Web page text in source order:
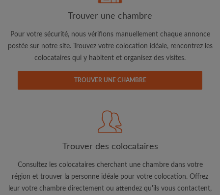
Adresse email
J'ai lu, compris et accepte les Conditions d'utilisation
Confidentialité
CRÉER PROFIL
Trouver une chambre
Pour votre sécurité, nous vérifions manuellement chaque annonce
postée sur notre site. Trouvez votre colocation idéale, rencontrez les
colocataires qui y habitent et organisez des visites.
TROUVER UNE CHAMBRE
Trouver des colocataires
Consultez les colocataires cherchant une chambre dans votre
région et trouver la personne idéale pour votre colocation. Offrez
leur votre chambre directement ou attendez qu'ils vous contactent,